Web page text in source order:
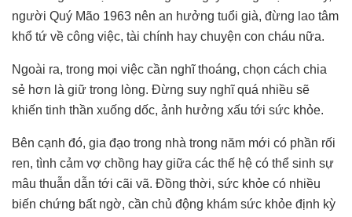
người Quý Mão 1963 nên an hưởng tuổi già, đừng lao tâm
khổ tứ về công việc, tài chính hay chuyện con cháu nữa.
Ngoài ra, trong mọi việc cần nghĩ thoáng, chọn cách chia
sẻ hơn là giữ trong lòng. Đừng suy nghĩ quá nhiều sẽ
khiến tinh thần xuống dốc, ảnh hưởng xấu tới sức khỏe.
Bên cạnh đó, gia đạo trong nhà trong năm mới có phần rối
ren, tình cảm vợ chồng hay giữa các thế hệ có thể sinh sự
mâu thuẫn dẫn tới cãi vã. Đồng thời, sức khỏe có nhiều
biến chứng bất ngờ, cần chủ động khám sức khỏe định kỳ